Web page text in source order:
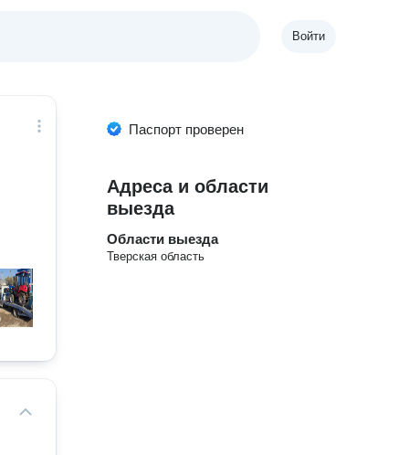
Войти
Паспорт проверен
Адреса и области
выезда
Области выезда
Тверская область